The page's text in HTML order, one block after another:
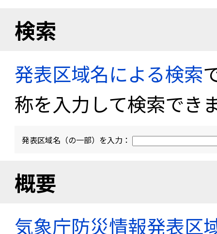
検索
発表区域名による検索
称を入力して検索でき
発表区域名（の一部）を入力：
概要
気象庁防災情報発表区